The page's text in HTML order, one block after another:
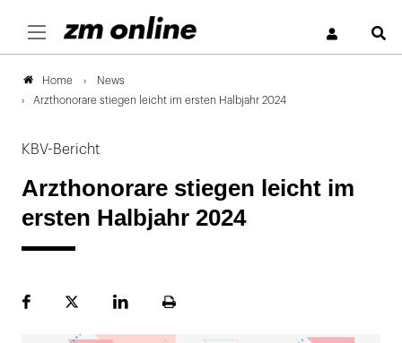
Home
News
Arzthonorare stiegen leicht im ersten Halbjahr 2024
KBV-Bericht
Arzthonorare stiegen leicht im
ersten Halbjahr 2024
FacebookPlattformLinekdInSeite